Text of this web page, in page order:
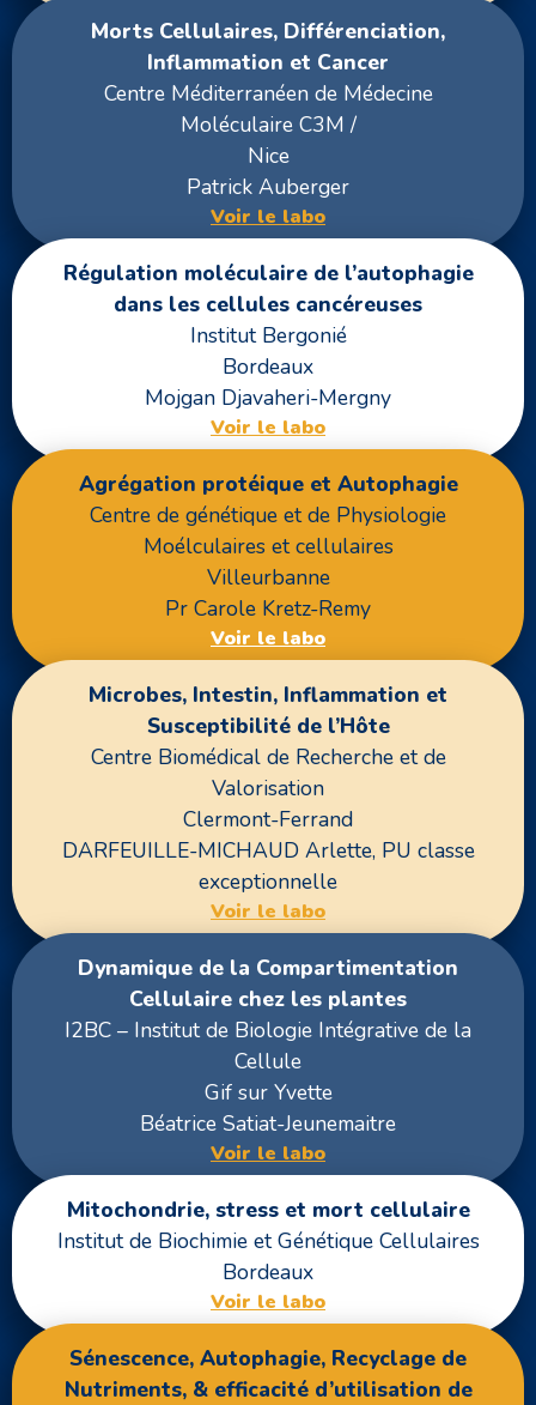
Morts Cellulaires, Différenciation,
Inflammation et Cancer
Centre Méditerranéen de Médecine
Moléculaire C3M /
Nice
Patrick Auberger
Voir le labo
Régulation moléculaire de l’autophagie
dans les cellules cancéreuses
Institut Bergonié
Bordeaux
Mojgan Djavaheri-Mergny
Voir le labo
Agrégation protéique et Autophagie
Centre de génétique et de Physiologie
Moélculaires et cellulaires
Villeurbanne
Pr Carole Kretz-Remy
Voir le labo
Microbes, Intestin, Inflammation et
Susceptibilité de l’Hôte
Centre Biomédical de Recherche et de
Valorisation
Clermont-Ferrand
DARFEUILLE-MICHAUD Arlette, PU classe
exceptionnelle
Voir le labo
Dynamique de la Compartimentation
Cellulaire chez les plantes
I2BC – Institut de Biologie Intégrative de la
Cellule
Gif sur Yvette
Béatrice Satiat-Jeunemaitre
Voir le labo
Mitochondrie, stress et mort cellulaire
Institut de Biochimie et Génétique Cellulaires
Bordeaux
Voir le labo
Sénescence, Autophagie, Recyclage de
Nutriments, & efficacité d’utilisation de